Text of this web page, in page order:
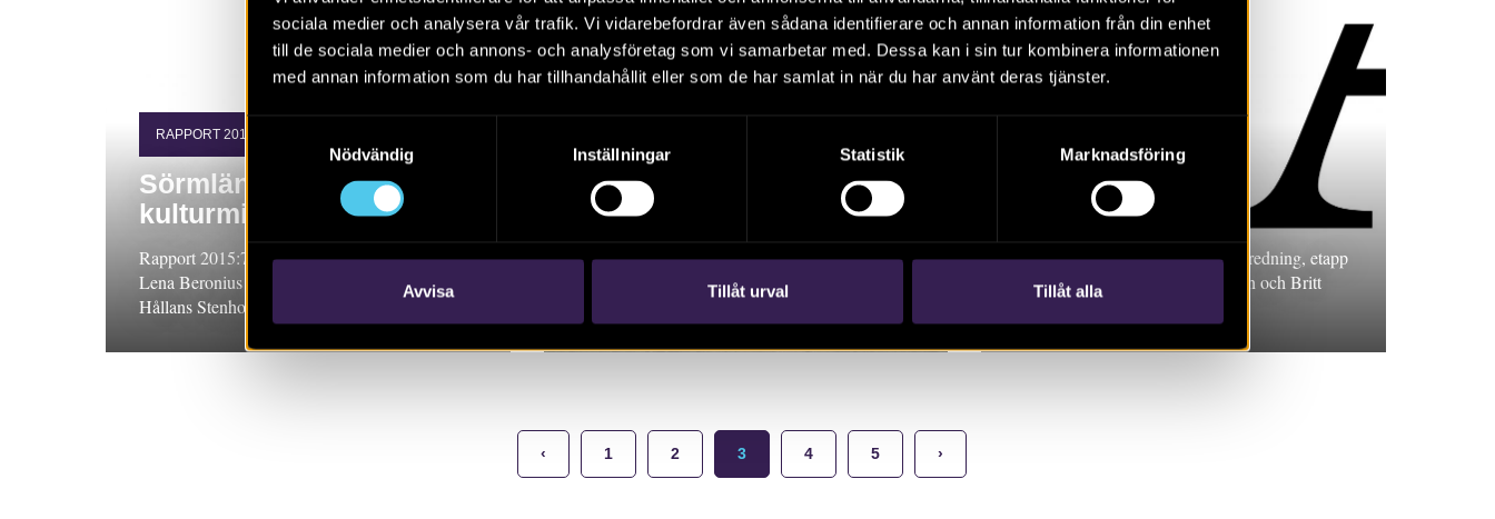
sociala medier och analysera vår trafik. Vi vidarebefordrar även sådana identifierare och annan information från din enhet
till de sociala medier och annons- och analysföretag som vi samarbetar med. Dessa kan i sin tur kombinera informationen
med annan information som du har tillhandahållit eller som de har samlat in när du har använt deras tjänster.
Nödvändig
Inställningar Statistik Marknadsföring
Avvisa Tillåt urval Tillåt alla
RAPPORT 2015:73
Sörmländska torp i
kulturmiljövården
Rapport 2015:73. FoU-projekt, Södermanland.
Lena Beronius Jörpeland och Ann-Mari
Hållans Stenholm
RAPPORT 2015:116
Farstorp – ett
röjningsröseområde
Rapport 2015:116. Arkeologisk undersökning,
Småland. Maria Petersson (red.)
RAPPORT 2015:87
Torpet Alorp
Rapport 2015:87. Arkeologisk utredning, etapp
1 och 2, Östergötland. Pia Nilsson och Britt
Ajneborn
‹ 1 2 3 4 5 ›